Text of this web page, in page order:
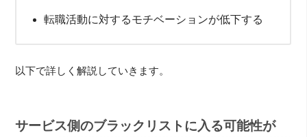
転職活動に対するモチベーションが低下する
以下で詳しく解説していきます。
サービス側のブラックリストに入る可能性が